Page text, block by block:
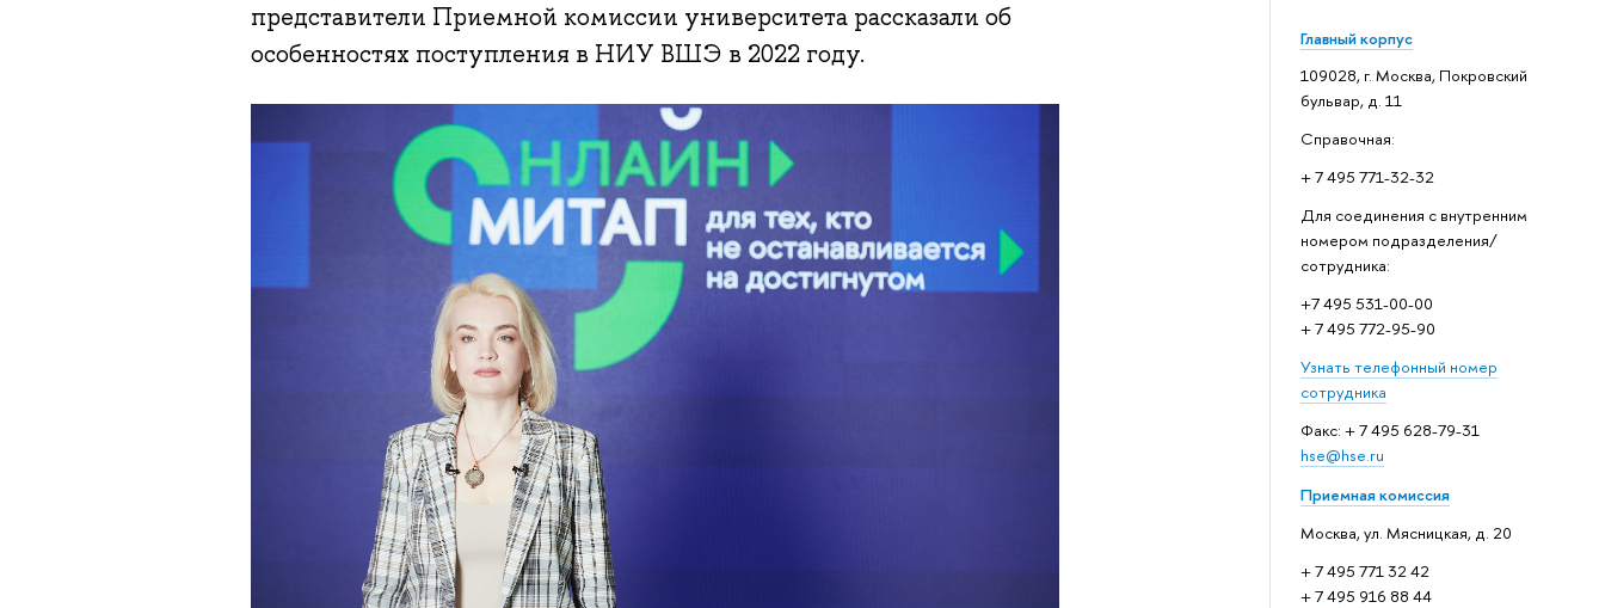
Главный корпус
109028, г. Москва, Покровский
бульвар, д. 11
Справочная:
+ 7 495 771-32-32
Для соединения с внутренним
номером подразделения/
сотрудника:
+7 495 531-00-00
+ 7 495 772-95-90
Узнать телефонный номер
сотрудника
Факс: + 7 495 628-79-31
hse@hse.ru
Приемная комиссия
Москва, ул. Мясницкая, д. 20
+ 7 495 771 32 42
+ 7 495 916 88 44
представители Приемной комиссии университета рассказали об
особенностях поступления в НИУ ВШЭ в 2022 году.